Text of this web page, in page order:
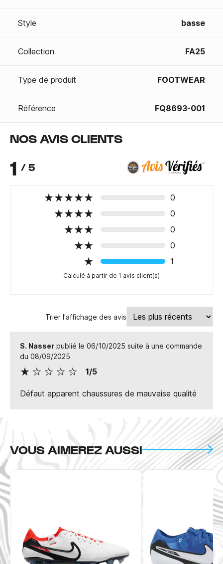
Style basse
Collection FA25
Type de produit FOOTWEAR
Référence FQ8693-001
NOS AVIS CLIENTS
1 / 5
0
0
0
0
1
Calculé à partir de 1 avis client(s)
Trier l'affichage des avis
S. Nasser publié le 06/10/2025 suite à une commande
du 08/09/2025
1/5
Défaut apparent chaussures de mauvaise qualité
VOUS AIMEREZ AUSSI